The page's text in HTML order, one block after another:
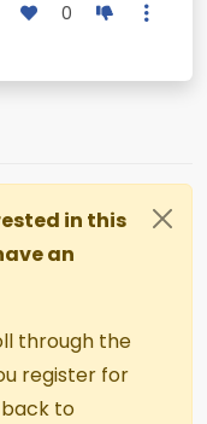
0
in this
an
through the
register for
to